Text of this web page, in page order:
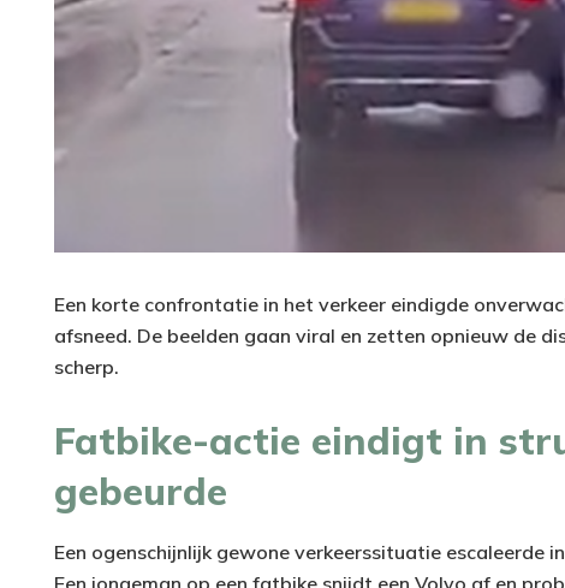
Een korte confrontatie in het verkeer eindigde
afsneed. De beelden gaan viral en zetten opnieuw de
scherp.
Fatbike-actie eindigt in
gebeurde
Een ogenschijnlijk gewone verkeerssituatie escaleerde
Een jongeman op een fatbike snijdt een Volvo af en